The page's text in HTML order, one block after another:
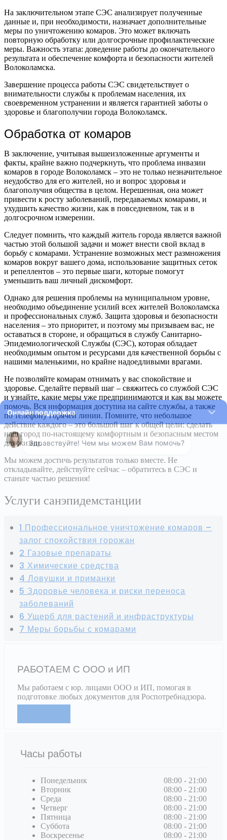
На заключительном этапе СЭС анализирует полученные
данные и, при необходимости, назначает дополнительные
меры по уничтожению комаров. Это может включать
повторную обработку или долгосрочные профилактические
меры. Важность этапа: доведение работы до окончательного
результата и обеспечение комфорта и безопасности жителей
Волоколамска.
Завершение процесса работы СЭС свидетельствует о
внимательности службы к проблемам населения, их
своевременном устранении и является гарантией заботы о
здоровье и благополучии города Волоколамск.
Обработка от комаров
В заключение, учитывая вышеизложенные аргументы и
факты, крайне важно подчеркнуть, что проблема инвазии
комаров в городе Волоколамск – это не только незначительное
неудобство для его жителей, но и вопрос здоровья и
благополучия общества в целом. Нерешенная, она может
привести к росту заболеваний, передаваемых комарами, и
ухудшить качество жизни, как в повседневном, так и в
долгосрочном измерении.
Следует помнить, что каждый житель города является важной
частью этой большой задачи и может внести свой вклад в
борьбу с комарами. Устранение возможных мест размножения
комаров вокруг вашего дома, использование защитных сеток
и репеллентов – это первые шаги, которые помогут
уменьшить ваш личный дискомфорт.
Однако для решения проблемы на муниципальном уровне,
необходимо объединение усилий всех жителей Волоколамска
и профессиональных служб. Защита здоровья и безопасности
населения – это приоритет, и поэтому мы призываем вас, не
оставаться в стороне, и обращаться в службу Санитарно-
Эпидемиологической Службы (СЭС), которая обладает
необходимым опытом и ресурсами для качественной борьбы с
нашими маленькими, но крайне надоедливыми врагами.
Не позволяйте комарам отнимать у вас спокойствие и
здоровье. Сделайте первый шаг – свяжитесь со службой СЭС
и узнайте, какие меры уже предпринимаются и как вы можете
помочь. Вся информация доступна на сайте службы, а также
по телефону горячей линии. Помните, что небольшое
действие каждого – это большой шаг к общей цели: сделать
наш город по-настоящему комфортным и безопасным местом
для жизни.
Мы можем достичь результатов только вместе. Не
откладывайте, действуйте сейчас – обратитесь в СЭС и
станьте частью решения!
Услуги санэпидемстанции
1 Профессиональное уничтожение комаров –
залог спокойствия горожан
2 Газовые препараты
3 Химические средства
4 Ловушки и приманки
5 Здоровье человека и риски переноса
заболеваний
6 Ущерб для растений и инфраструктуры
7 Меры борьбы с комарами
РАБОТАЕМ С ООО и ИП
Мы работаем с юр. лицами ООО и ИП, помогая в
подготовке любых документов для Роспотребнадзора.
Часы работы
Понедельник
08:00 - 21:00
Вторник
08:00 - 21:00
Среда
08:00 - 21:00
Четверг
08:00 - 21:00
Пятница
08:00 - 21:00
Суббота
08:00 - 21:00
Воскресенье
08:00 - 21:00